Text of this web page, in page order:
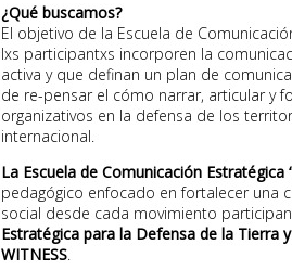
¿Qué buscamos?
El objetivo de la Escuela de
lxs participantxs incorporen la
activa y que definan un plan de
de re-pensar el cómo narrar, articular y
organizativos en la defensa de los
internacional.
La Escuela de Comunicación Estratégica
pedagógico enfocado en fortalecer una
social desde cada movimiento
Estratégica para la Defensa de la Tierra
WITNESS